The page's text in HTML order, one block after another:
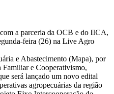
a parceria da OCB e do IICA,
feira (26) na Live Agro
e Abastecimento (Mapa), por
Familiar e Cooperativismo,
será lançado um novo edital
agropecuárias da região